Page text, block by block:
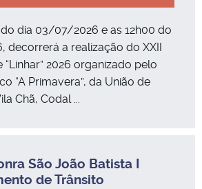
dia 03/07/2026 e as 12h00 do
a realização do XXII
“Linhar” 2026 organizado pelo
“A Primavera”, da União de
Chã, Codal ...
São João Batista I
de Trânsito